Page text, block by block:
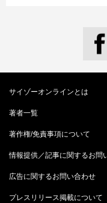
サイゾーオンラインとは
著者一覧
著作権/免責事項について
情報提供／記事に関するお問
広告に関するお問い合わせ
プレスリリース掲載について